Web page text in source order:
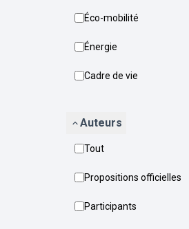
Éco-mobilité
Énergie
Cadre de vie
Auteurs
Tout
Propositions officielles
Participants